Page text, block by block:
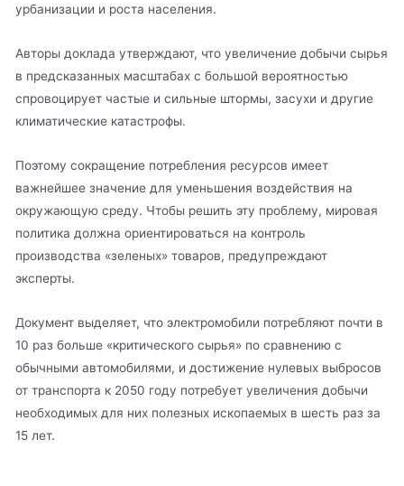
урбанизации и роста населения.
Авторы доклада утверждают, что увеличение добычи сырья
в предсказанных масштабах с большой вероятностью
спровоцирует частые и сильные штормы, засухи и другие
климатические катастрофы.
Поэтому сокращение потребления ресурсов имеет
важнейшее значение для уменьшения воздействия на
окружающую среду. Чтобы решить эту проблему, мировая
политика должна ориентироваться на контроль
производства «зеленых» товаров, предупреждают
эксперты.
Документ выделяет, что электромобили потребляют почти в
10 раз больше «критического сырья» по сравнению с
обычными автомобилями, и достижение нулевых выбросов
от транспорта к 2050 году потребует увеличения добычи
необходимых для них полезных ископаемых в шесть раз за
15 лет.